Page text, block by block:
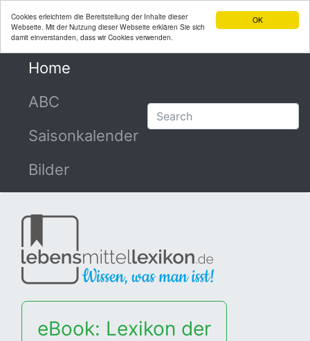
OK
Cookies erleichtern die Bereitstellung der Inhalte dieser
Webseite. Mit der Nutzung dieser Webseite erklären Sie sich
damit einverstanden, dass wir Cookies verwenden.
Home
ABC
Saisonkalender
Bilder
eBook: Lexikon der